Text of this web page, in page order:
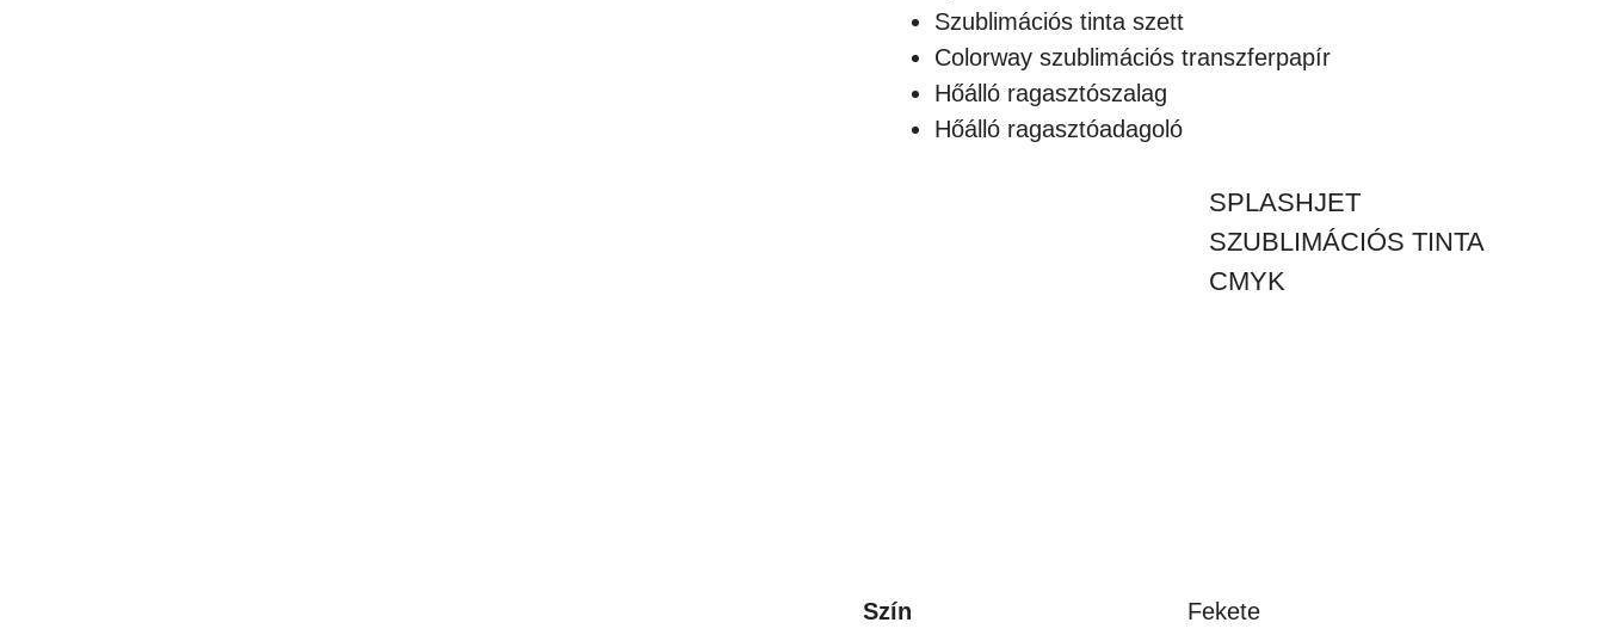
Szublimációs tinta szett
Colorway szublimációs transzferpapír
Hőálló ragasztószalag
Hőálló ragasztóadagoló
SPLASHJET
SZUBLIMÁCIÓS TINTA
CMYK
Szín Fekete